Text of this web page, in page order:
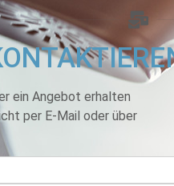
ein Angebot erhalten
per E-Mail oder über